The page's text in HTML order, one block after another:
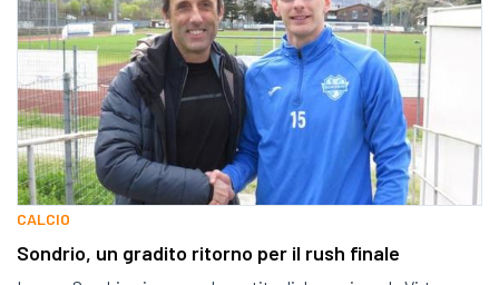
CALCIO
Sondrio, un gradito ritorno per il rush finale